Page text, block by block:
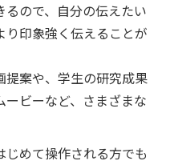
ので、自分の伝えたい
印象強く伝えることが
案や、学生の研究成果
ビーなど、さまざまな
じめて操作される方でも